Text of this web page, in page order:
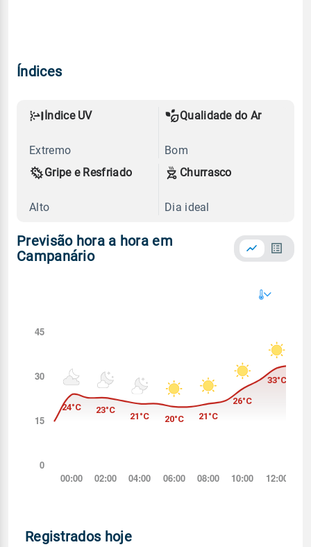
Índices
Índice UV
Extremo
Qualidade do Ar
Bom
Gripe e Resfriado
Alto
Churrasco
Dia ideal
Previsão hora a hora em
Campanário
Registrados hoje